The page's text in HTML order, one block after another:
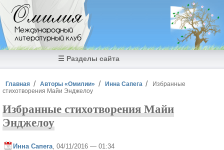
Перейти к основному содержанию
Омилия
Международный
литературный клуб
☰ Разделы сайта
Вы здесь
Главная Авторы «Омилии» Инна Сапега
Избранные
стихотворения Майи Энджелоу
Избранные стихотворения Майи
Энджелоу
Инна Сапега , 04/11/2016 — 01:34